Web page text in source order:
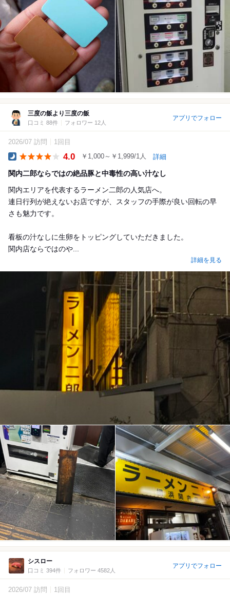
三度の飯より三度の飯
口コミ 88件 フォロワー 12人
アプリでフォロー
2026/07 訪問 1回目
4.0 ￥1,000～￥1,999/1人 詳細
関内二郎ならではの絶品豚と中毒性の高い汁なし
関内エリアを代表するラーメン二郎の人気店へ。
連日行列が絶えないお店ですが、スタッフの手際が良い回転の早
さも魅力です。
看板の汁なしに生卵をトッピングしていただきました。
関内店ならではのや...
詳細を見る
シスロー
口コミ 394件 フォロワー 4582人
アプリでフォロー
2026/07 訪問 1回目